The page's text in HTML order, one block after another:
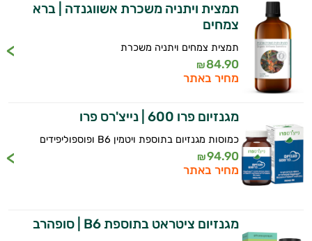
תמצית ויתניה משכרת אשווגנדה | ברא
צמחים
תמצית צמחים ויתניה משכרת
84.90
₪
מחיר באתר
מגנזיום פרו 600 | נייצ'רס פרו
כמוסות מגנזיום בתוספת ויטמין B6 ופוספוליפידים
94.90
₪
מחיר באתר
מגנזיום ציטראט בתוספת B6 | סופהרב